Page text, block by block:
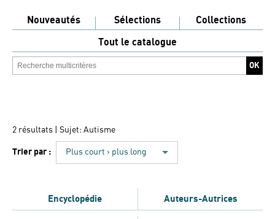
Nouveautés Sélections
Collections
Tout le catalogue
2 résultats | Sujet: Autisme
Trier par : Plus court › plus long
Encyclopédie Auteurs-Autrices